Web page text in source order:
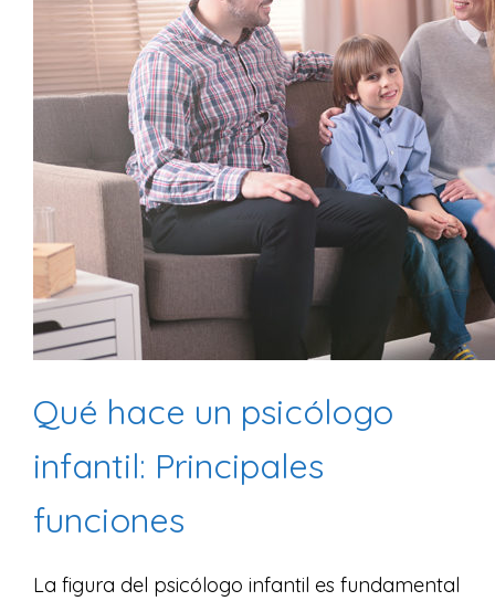
Qué hace un psicólogo
infantil: Principales
funciones
La figura del psicólogo infantil es fundamental